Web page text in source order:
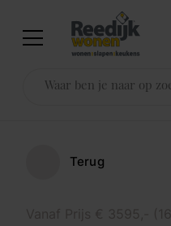
Terug